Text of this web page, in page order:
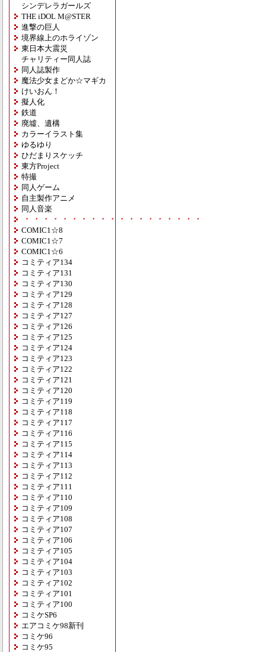
シンデレラガールズ
THE iDOL M@STER
進撃の巨人
境界線上のホライゾン
東日本大震災
チャリティー同人誌
同人誌製作
魔法少女まどか☆マギカ
けいおん！
擬人化
鉄道
廃墟、遺構
カラーイラスト集
ゆるゆり
ひだまりスケッチ
東方Project
特撮
同人ゲーム
自主製作アニメ
同人音楽
・・・・・・・・・・・・・・・・・・・
COMIC1☆8
COMIC1☆7
COMIC1☆6
コミティア134
コミティア131
コミティア130
コミティア129
コミティア128
コミティア127
コミティア126
コミティア125
コミティア124
コミティア123
コミティア122
コミティア121
コミティア120
コミティア119
コミティア118
コミティア117
コミティア116
コミティア115
コミティア114
コミティア113
コミティア112
コミティア111
コミティア110
コミティア109
コミティア108
コミティア107
コミティア106
コミティア105
コミティア104
コミティア103
コミティア102
コミティア101
コミティア100
コミケSP6
エアコミケ98新刊
コミケ96
コミケ95